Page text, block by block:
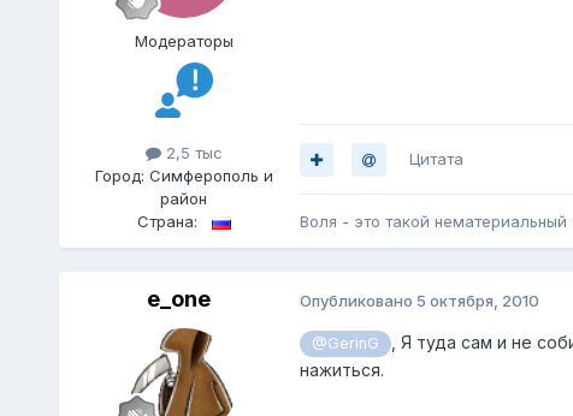
Модераторы
2,5 тыс
Город: Симферополь и
район
Страна:
Цитата
Воля - это такой
e_one Опубликовано 5 октября, 2010
@GerinG
, Я туда сам и не
нажиться.